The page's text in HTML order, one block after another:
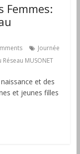
Femmes:
Journée
MUSONET
et des
et jeunes filles